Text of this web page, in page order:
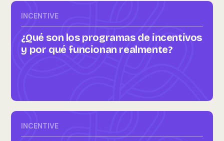
INCENTIVE
¿Qué son los programas de incentivos
y por qué funcionan realmente?
INCENTIVE